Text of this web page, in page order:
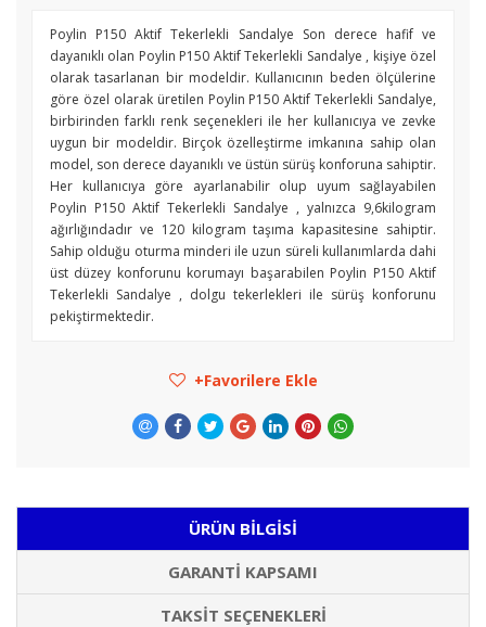
Poylin P150 Aktif Tekerlekli Sandalye Son derece hafif ve
dayanıklı olan Poylin P150 Aktif Tekerlekli Sandalye , kişiye özel
olarak tasarlanan bir modeldir. Kullanıcının beden ölçülerine
göre özel olarak üretilen Poylin P150 Aktif Tekerlekli Sandalye,
birbirinden farklı renk seçenekleri ile her kullanıcıya ve zevke
uygun bir modeldir. Birçok özelleştirme imkanına sahip olan
model, son derece dayanıklı ve üstün sürüş konforuna sahiptir.
Her kullanıcıya göre ayarlanabilir olup uyum sağlayabilen
Poylin P150 Aktif Tekerlekli Sandalye , yalnızca 9,6kilogram
ağırlığındadır ve 120 kilogram taşıma kapasitesine sahiptir.
Sahip olduğu oturma minderi ile uzun süreli kullanımlarda dahi
üst düzey konforunu korumayı başarabilen Poylin P150 Aktif
Tekerlekli Sandalye , dolgu tekerlekleri ile sürüş konforunu
pekiştirmektedir.
Favorilere Ekle
ÜRÜN BILGISI
GARANTI KAPSAMI
TAKSIT SEÇENEKLERI